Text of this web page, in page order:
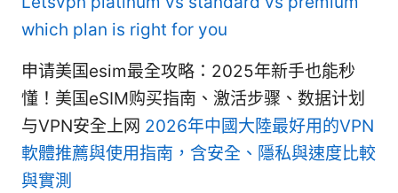
which plan is right for you
申请美国esim最全攻略：2025年新手也能秒
懂！美国eSIM购买指南、激活步骤、数据计划
与VPN安全上网 2026年中國大陸最好用的VPN
軟體推薦與使用指南，含安全、隱私與速度比較
與實測